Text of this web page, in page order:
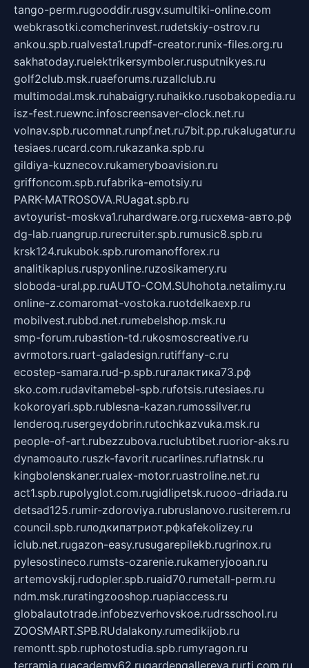
tango-perm.rugooddir.rusgv.sumultiki-online.com
webkrasotki.comcherinvest.rudetskiy-ostrov.ru
ankou.spb.rualvesta1.rupdf-creator.runix-files.org.ru
sakhatoday.ruelektrikersymboler.rusputnikyes.ru
golf2club.msk.ruaeforums.ruzallclub.ru
multimodal.msk.ruhabaigry.ruhaikko.rusobakopedia.ru
isz-fest.ruewnc.infoscreensaver-clock.net.ru
volnav.spb.rucomnat.runpf.net.ru7bit.pp.rukalugatur.ru
tesiaes.rucard.com.rukazanka.spb.ru
gildiya-kuznecov.rukameryboavision.ru
griffoncom.spb.rufabrika-emotsiy.ru
PARK-MATROSOVA.RUagat.spb.ru
avtoyurist-moskva1.ruhardware.org.ruсхема-авто.рф
dg-lab.ruangrup.rurecruiter.spb.rumusic8.spb.ru
krsk124.rukubok.spb.ruromanofforex.ru
analitikaplus.ruspyonline.ruzosikamery.ru
sloboda-ural.pp.ruAUTO-COM.SUhohota.netalimy.ru
online-z.comaromat-vostoka.ruotdelkaexp.ru
mobilvest.rubbd.net.rumebelshop.msk.ru
smp-forum.rubastion-td.rukosmoscreative.ru
avrmotors.ruart-galadesign.rutiffany-c.ru
ecostep-samara.rud-p.spb.ruгалактика73.рф
sko.com.rudavitamebel-spb.rufotsis.rutesiaes.ru
kokoroyari.spb.rublesna-kazan.rumossilver.ru
lenderoq.rusergeydobrin.rutochkazvuka.msk.ru
people-of-art.rubezzubova.ruclubtibet.ruorior-aks.ru
dynamoauto.ruszk-favorit.rucarlines.ruflatnsk.ru
kingbolenskaner.rualex-motor.ruastroline.net.ru
act1.spb.rupolyglot.com.rugidlipetsk.ruooo-driada.ru
detsad125.rumir-zdoroviya.rubruslanovo.rusiterem.ru
council.spb.ruлодкипатриот.рфkafekolizey.ru
iclub.net.rugazon-easy.rusugarepilekb.rugrinox.ru
pylesostineco.rumsts-ozarenie.rukameryjooan.ru
artemovskij.rudopler.spb.ruaid70.rumetall-perm.ru
ndm.msk.ruratingzooshop.ruapiaccess.ru
globalautotrade.infobezverhovskoe.rudrsschool.ru
ZOOSMART.SPB.RUdalakony.rumedikijob.ru
remontt.spb.ruphotostudia.spb.rumyragon.ru
terramia.ruacademy62.rugardengallereya.rurti.com.ru